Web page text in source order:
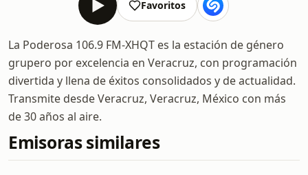
Favoritos
La Poderosa 106.9 FM-XHQT es la estación de género
grupero por excelencia en Veracruz, con programación
divertida y llena de éxitos consolidados y de actualidad.
Transmite desde Veracruz, Veracruz, México con más
de 30 años al aire.
Emisoras similares